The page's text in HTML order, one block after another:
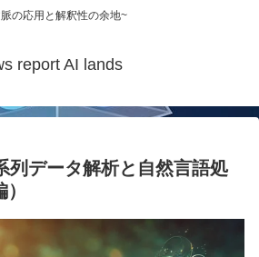
の応用と解釈性の余地~
report AI lands
列データ解析と自然言語処